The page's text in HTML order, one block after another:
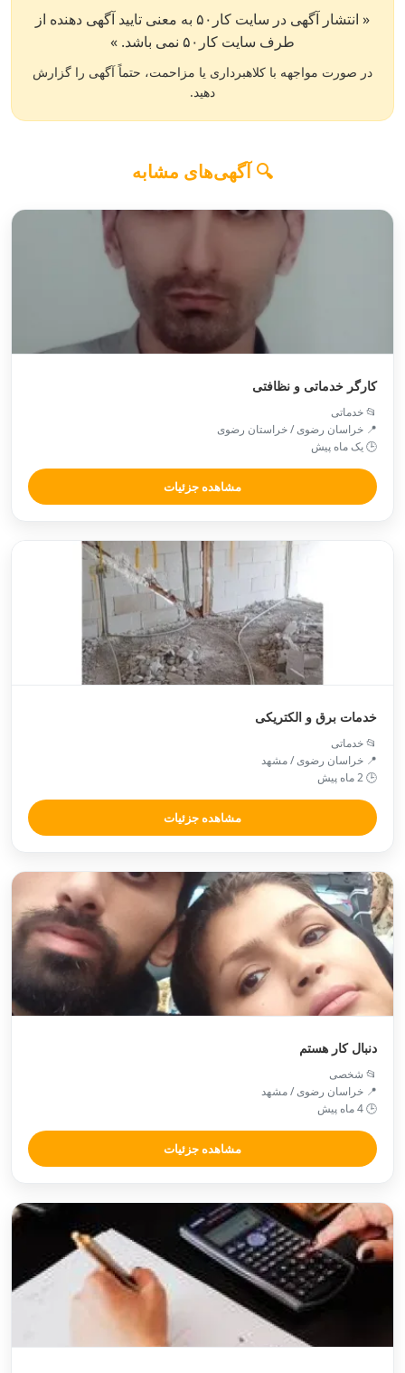
« انتشار آگهی در سایت کار۵۰ به معنی تایید آگهی دهنده از
طرف سایت کار۵۰ نمی باشد. »
در صورت مواجهه با کلاهبرداری یا مزاحمت، حتماً آگهی را گزارش
دهید.
🔍 آگهی‌های مشابه
کارگر خدماتی و نظافتی
📂 خدماتی
📍 خراسان رضوی / خراستان رضوی
🕒 یک ماه پیش
مشاهده جزئیات
خدمات برق و الکتریکی
📂 خدماتی
📍 خراسان رضوی / مشهد
🕒 2 ماه پیش
مشاهده جزئیات
دنبال کار هستم
📂 شخصی
📍 خراسان رضوی / مشهد
🕒 4 ماه پیش
مشاهده جزئیات